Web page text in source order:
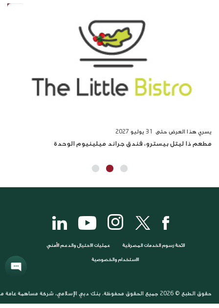
يسري هذا العرض حتى 31 يوليو 2027
مطعم ذا ليتل بيسترو، فندق جراند ميلينيوم الوحدة
لائحة رسوم الخدمات المصرفية عمليات الاحتيال والدعم الأمني
الاستخدام والخصوصية
حقوق الطبع © 2026 جميع الحقوق محفوظة. بنك دبي الإسلامي، شركة مساهمة عامة مرخصة وخاضعة لرقابة مصرف الإمارات العربية المتحدة المركزي. بنك دبي الإسلامي (ش.م.ع)، شارع آل مكتوم، ديرة، ص.ب. 1080، دبي، الإمارات العربية المتحدة